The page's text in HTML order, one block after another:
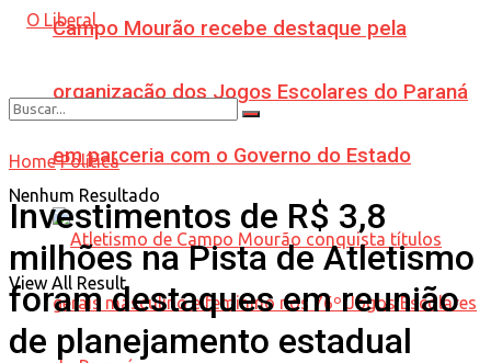
Campo Mourão recebe destaque pela
organização dos Jogos Escolares do Paraná
em parceria com o Governo do Estado
Nenhum Resultado
View All Result
Home Política
Investimentos de R$ 3,8
milhões na Pista de Atletismo
foram destaques em reunião
de planejamento estadual